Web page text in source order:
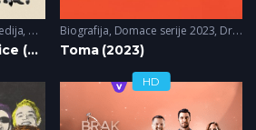
, Muzicke
Dnevnik velikog Perice (2021)
Biografija, Domace serije 2023, Drama
Toma (2023)
HD